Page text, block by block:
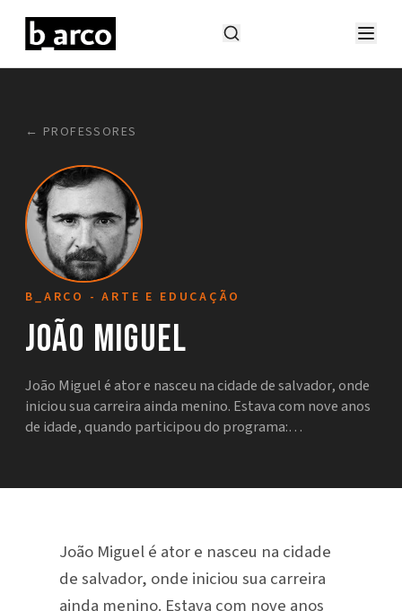
← PROFESSORES
B_ARCO - ARTE E EDUCAÇÃO
João Miguel
João Miguel é ator e nasceu na cidade de salvador, onde
iniciou sua carreira ainda menino. Estava com nove anos
de idade, quando participou do programa:…
João Miguel é ator e nasceu na cidade
de salvador, onde iniciou sua carreira
ainda menino. Estava com nove anos